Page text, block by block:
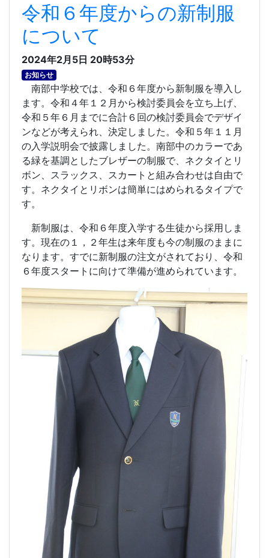
令和６年度からの新制服
について
2024年2月5日 20時53分
お知らせ
南部中学校では、令和６年度から新制服を導入し
ます。令和４年１２月から検討委員会を立ち上げ、
令和５年６月までに合計６回の検討委員会でデザイ
ンなどが考えられ、決定しました。令和５年１１月
の入学説明会で披露しました。南部中のカラーであ
る緑を基調としたブレザーの制服で、ネクタイとリ
ボン、スラックス、スカートと組み合わせは自由で
す。ネクタイとリボンは簡単にはめられるタイプで
す。
新制服は、令和６年度入学する生徒から採用しま
す。現在の１，２年生は来年度も今の制服のままに
なります。すでに新制服の注文がされており、令和
６年度スタートに向けて準備が進められています。